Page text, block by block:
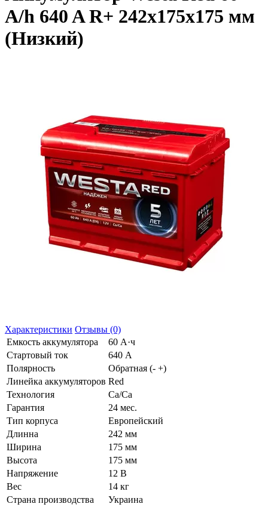
A/h 640 A R+ 242x175x175 мм
(Низкий)
Характеристики Отзывы (0)
Емкость аккумулятора
60 А·ч
Стартовый ток
640 А
Полярность
Обратная (- +)
Линейка аккумуляторов Red
Технология
Ca/Ca
Гарантия
24 мес.
Тип корпуса
Европейский
Длинна
242 мм
Ширина
175 мм
Высота
175 мм
Напряжение
12 В
Вес
14 кг
Страна производства
Украина